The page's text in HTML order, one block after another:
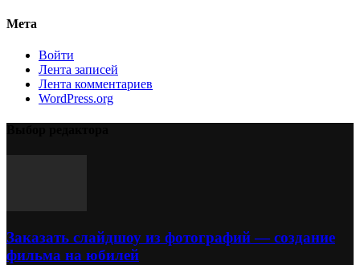
Мета
Войти
Лента записей
Лента комментариев
WordPress.org
Заказать слайдшоу из фотографий — создание
фильма на юбилей